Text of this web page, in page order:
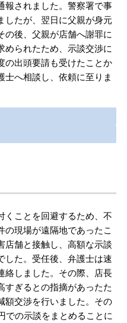
方
報されました。警察署で事
したが、翌日に父親が身元
の後、父親が店舗へ謝罪に
められたため、示談交渉に
の出頭要請も受けたことか
士へ相談し、依頼に至りま
くことを回避するため、不
の現場が遠隔地であったこ
店舗と接触し、高額な示談
した。受任後、弁護士は速
絡しました。その際、店長
すぎるとの指摘があったた
額交渉を行いました。その
での示談をまとめることに